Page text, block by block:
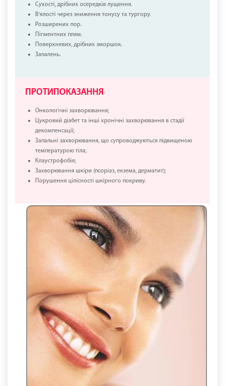
Сухості, дрібних осередків лущення.
В'ялості через зниження тонусу та тургору.
Розширених пор.
Пігментних плям.
Поверхневих, дрібних зморшок.
Запалень.
ПРОТИПОКАЗАННЯ
Онкологічні захворювання;
Цукровий діабет та інші хронічні захворювання в стадії
декомпенсації;
Запальні захворювання, що супроводжуються підвищеною
температурою тіла;
Клаустрофобія;
Захворювання шкіри (псоріаз, екзема, дерматит);
Порушення цілісності шкірного покриву.